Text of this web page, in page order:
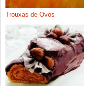
Trouxas de Ovos